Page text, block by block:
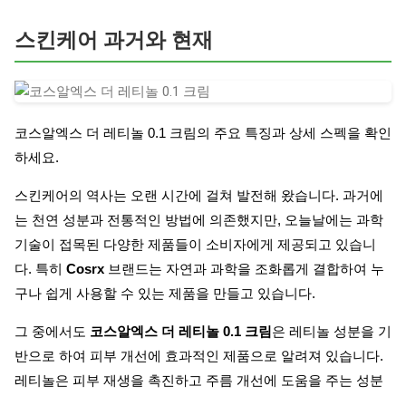
스킨케어 과거와 현재
코스알엑스 더 레티놀 0.1 크림의 주요 특징과 상세 스펙을 확인
하세요.
스킨케어의 역사는 오랜 시간에 걸쳐 발전해 왔습니다. 과거에
는 천연 성분과 전통적인 방법에 의존했지만, 오늘날에는 과학
기술이 접목된 다양한 제품들이 소비자에게 제공되고 있습니
다. 특히 Cosrx 브랜드는 자연과 과학을 조화롭게 결합하여 누
구나 쉽게 사용할 수 있는 제품을 만들고 있습니다.
그 중에서도 코스알엑스 더 레티놀 0.1 크림은 레티놀 성분을 기
반으로 하여 피부 개선에 효과적인 제품으로 알려져 있습니다.
레티놀은 피부 재생을 촉진하고 주름 개선에 도움을 주는 성분